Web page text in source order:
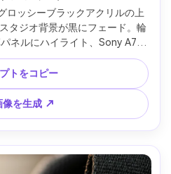
ロッシーブラックアクリルの上
タジオ背景が黒にフェード。輪
ネルにハイライト、Sony A7R
ールされたストリップボックス
ル商品写真、フォトリアルなテ
チディテール --ar 4:5
トをコピー
像を生成 ↗